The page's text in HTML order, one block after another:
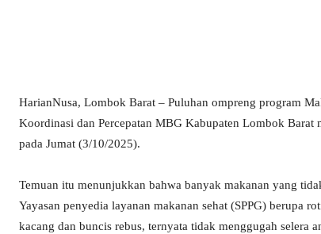
HarianNusa, Lombok Barat – Puluhan ompreng program
Koordinasi dan Percepatan MBG Kabupaten Lombok
pada Jumat (3/10/2025).
Temuan itu menunjukkan bahwa banyak makanan yang
Yayasan penyedia layanan makanan sehat (SPPG) berupa
kacang dan buncis rebus, ternyata tidak menggugah selera